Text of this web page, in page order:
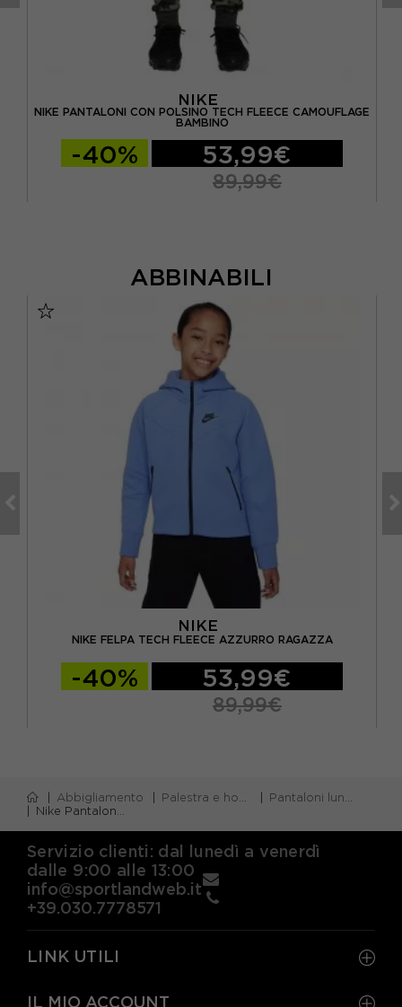
NIKE
NIKE PANTALONI CON POLSINO TECH FLEECE CAMOUFLAGE
BAMBINO
-40% 53,99€
89,99€
ABBINABILI
NIKE
NIKE FELPA TECH FLEECE AZZURRO RAGAZZA
-40% 53,99€
89,99€
Abbigliamento Palestra e home gym
Pantaloni lunghi palestra
Nike Pantaloni Con Polsino Tech Fleece Azzurro Ragazza
Servizio clienti: dal lunedì a venerdì
dalle 9:00 alle 13:00
info@sportlandweb.it
+39.030.7778571
LINK UTILI
IL MIO ACCOUNT